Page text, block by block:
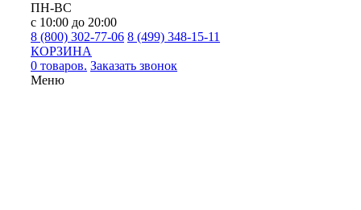
ПН-ВС
с 10:00 до 20:00
8 (800) 302-77-06 8 (499) 348-15-11
КОРЗИНА
0 товаров. Заказать звонок
Меню